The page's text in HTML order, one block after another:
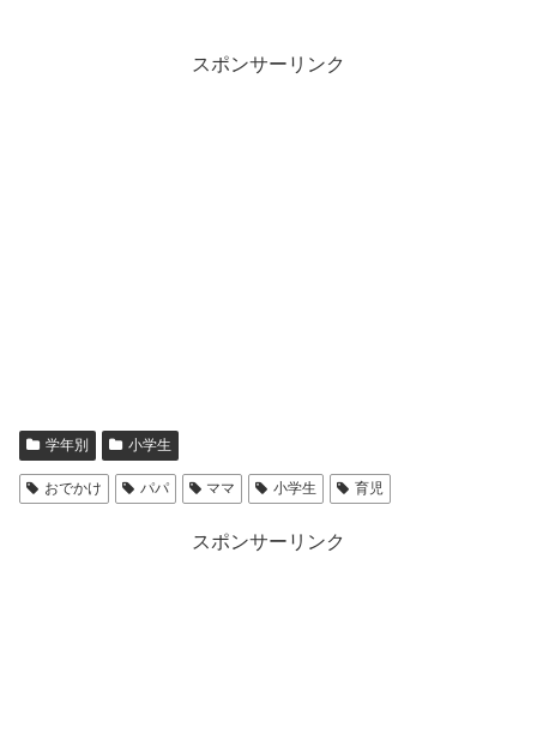
スポンサーリンク
学年別 小学生
おでかけ パパ ママ 小学生 育児
スポンサーリンク